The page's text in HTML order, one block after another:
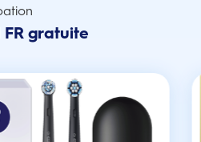
gratuite